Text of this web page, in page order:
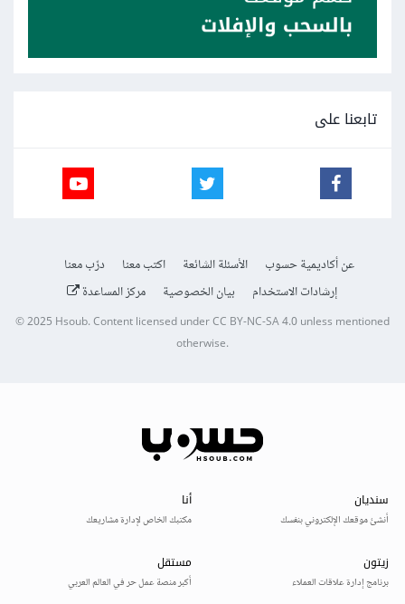
تابعنا على
عن أكاديمية حسوب الأسئلة الشائعة اكتب معنا
درّب معنا
إرشادات الاستخدام
بيان الخصوصية مركز المساعدة
© 2025Hsoub.Content licensed underCC BY-NC-SA 4.0unless mentioned
otherwise.